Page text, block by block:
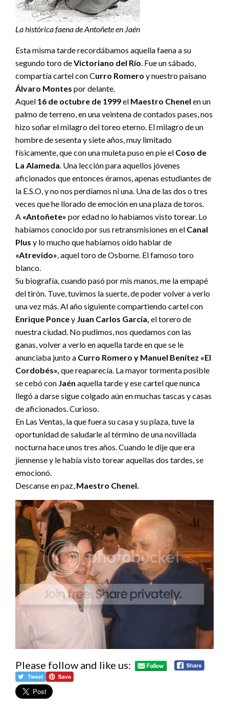
La histórica faena de Antoñete en Jaén
Esta misma tarde recordábamos aquella faena a su
segundo toro deVictoriano del Río . Fue un sábado,
compartía cartel con Curro Romero y nuestro paisano
Álvaro Montes por delante.
Aquel 16 de octubre de 1999el Maestro Chenel en un
palmo de terreno, en una veintena de contados pases, nos
hizo soñar el milagro del toreo eterno. El milagro de un
hombre de sesenta y siete años, muy limitado
físicamente, que con una muleta puso en pie el Coso de
La Alameda . Una lección para aquellos jóvenes
aficionados que entonces éramos, apenas estudiantes de
la E.S.O, y no nos perdíamos ni una. Una de las dos o tres
veces que he llorado de emoción en una plaza de toros.
A «Antoñete» por edad no lo habíamos visto torear. Lo
habíamos conocido por sus retransmisiones en el Canal
Plus y lo mucho que habíamos oído hablar de
«Atrevido» , aquel toro de Osborne. El famoso toro
blanco.
Su biografía, cuando pasó por mis manos, me la empapé
del tirón. Tuve, tuvimos la suerte, de poder volver a verlo
una vez más. Al año siguiente compartiendo cartel con
Enrique Poncey Juan Carlos García, el torero de
nuestra ciudad. No pudimos, nos quedamos con las
ganas, volver a verlo en aquella tarde en que se le
anunciaba junto a Curro Romero y Manuel Benítez «El
Cordobés», que reaparecía. La mayor tormenta posible
se cebó con Jaén aquella tarde y ese cartel que nunca
llegó a darse sigue colgado aún en muchas tascas y casas
de aficionados. Curioso.
En Las Ventas, la que fuera su casa y su plaza, tuve la
oportunidad de saludarle al término de una novillada
nocturna hace unos tres años. Cuando le dije que era
jiennense y le había visto torear aquellas dos tardes, se
emocionó.
Descanse en paz, Maestro Chenel.
Please follow and like us: